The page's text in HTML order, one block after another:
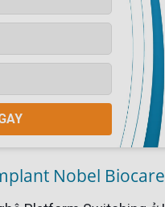
Nobel Biocare